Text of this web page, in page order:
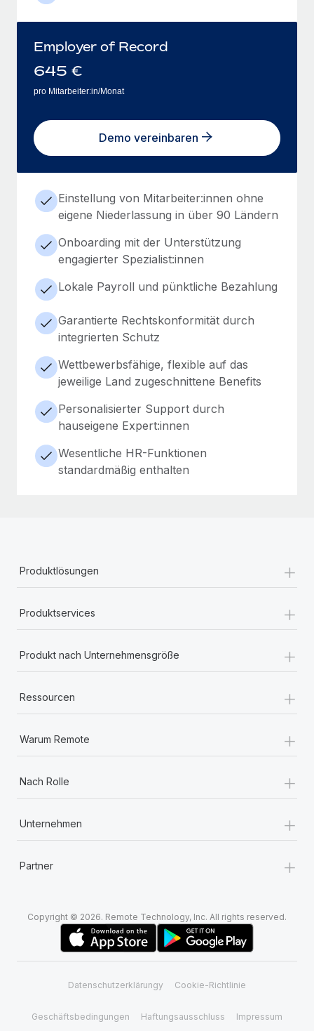
Employer of Record
645 €
pro Mitarbeiter:in/Monat
Demo vereinbaren
Einstellung von Mitarbeiter:innen ohne
eigene Niederlassung in über 90 Ländern
Onboarding mit der Unterstützung
engagierter Spezialist:innen
Lokale Payroll und pünktliche Bezahlung
Garantierte Rechtskonformität durch
integrierten Schutz
Wettbewerbsfähige, flexible auf das
jeweilige Land zugeschnittene Benefits
Personalisierter Support durch
hauseigene Expert:innen
Wesentliche HR-Funktionen
standardmäßig enthalten
Produktlösungen +
Produktservices +
Produkt nach Unternehmensgröße +
Ressourcen +
Warum Remote +
Nach Rolle +
Unternehmen +
Partner +
Copyright © 2026. Remote Technology, Inc. All rights reserved.
Datenschutzerklärungy Cookie-Richtlinie
Geschäftsbedingungen Haftungsausschluss Impressum